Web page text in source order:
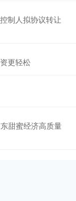
制人拟协议转让
更轻松
甜蜜经济高质量